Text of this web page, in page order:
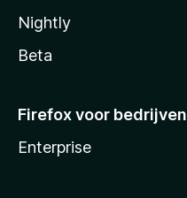
Nightly
Beta
Firefox voor bedrijven
Enterprise